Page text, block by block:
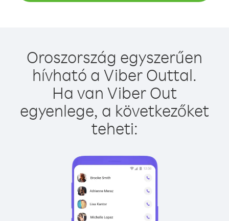
Oroszország egyszerűen
hívható a Viber Outtal.
Ha van Viber Out
egyenlege, a következőket
teheti: